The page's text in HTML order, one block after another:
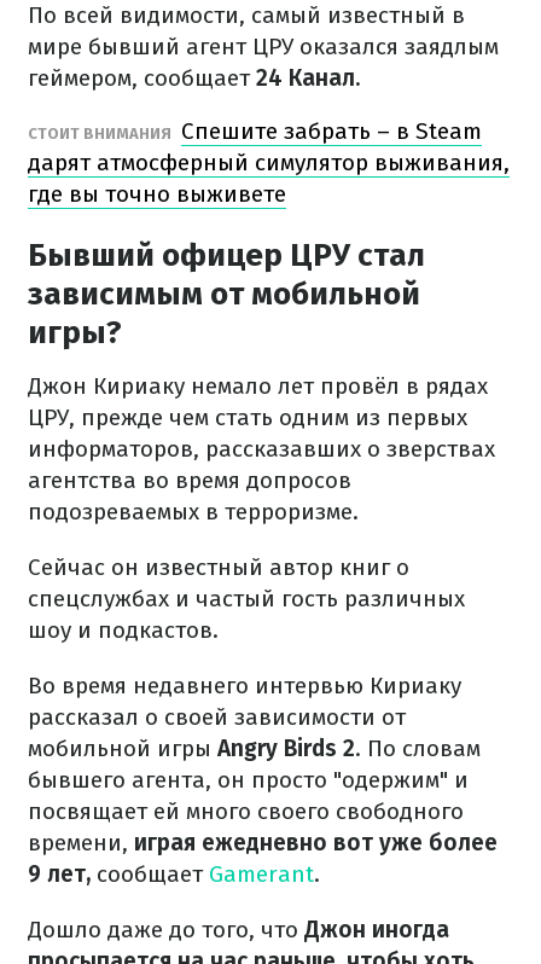
По всей видимости, самый известный в
мире бывший агент ЦРУ оказался заядлым
геймером, сообщает24 Канал.
СТОИТ ВНИМАНИЯ
Спешите забрать – в Steam
дарят атмосферный симулятор выживания,
где вы точно выживете
Бывший офицер ЦРУ стал
зависимым от мобильной
игры?
Джон Кириаку немало лет провёл в рядах
ЦРУ, прежде чем стать одним из первых
информаторов, рассказавших о зверствах
агентства во время допросов
подозреваемых в терроризме.
Сейчас он известный автор книг о
спецслужбах и частый гость различных
шоу и подкастов.
Во время недавнего интервью Кириаку
рассказал о своей зависимости от
мобильной игры Angry Birds 2. По словам
бывшего агента, он просто "одержим" и
посвящает ей много своего свободного
времени, играя ежедневно вот уже более
9 лет, сообщает Gamerant.
Дошло даже до того, что Джон иногда